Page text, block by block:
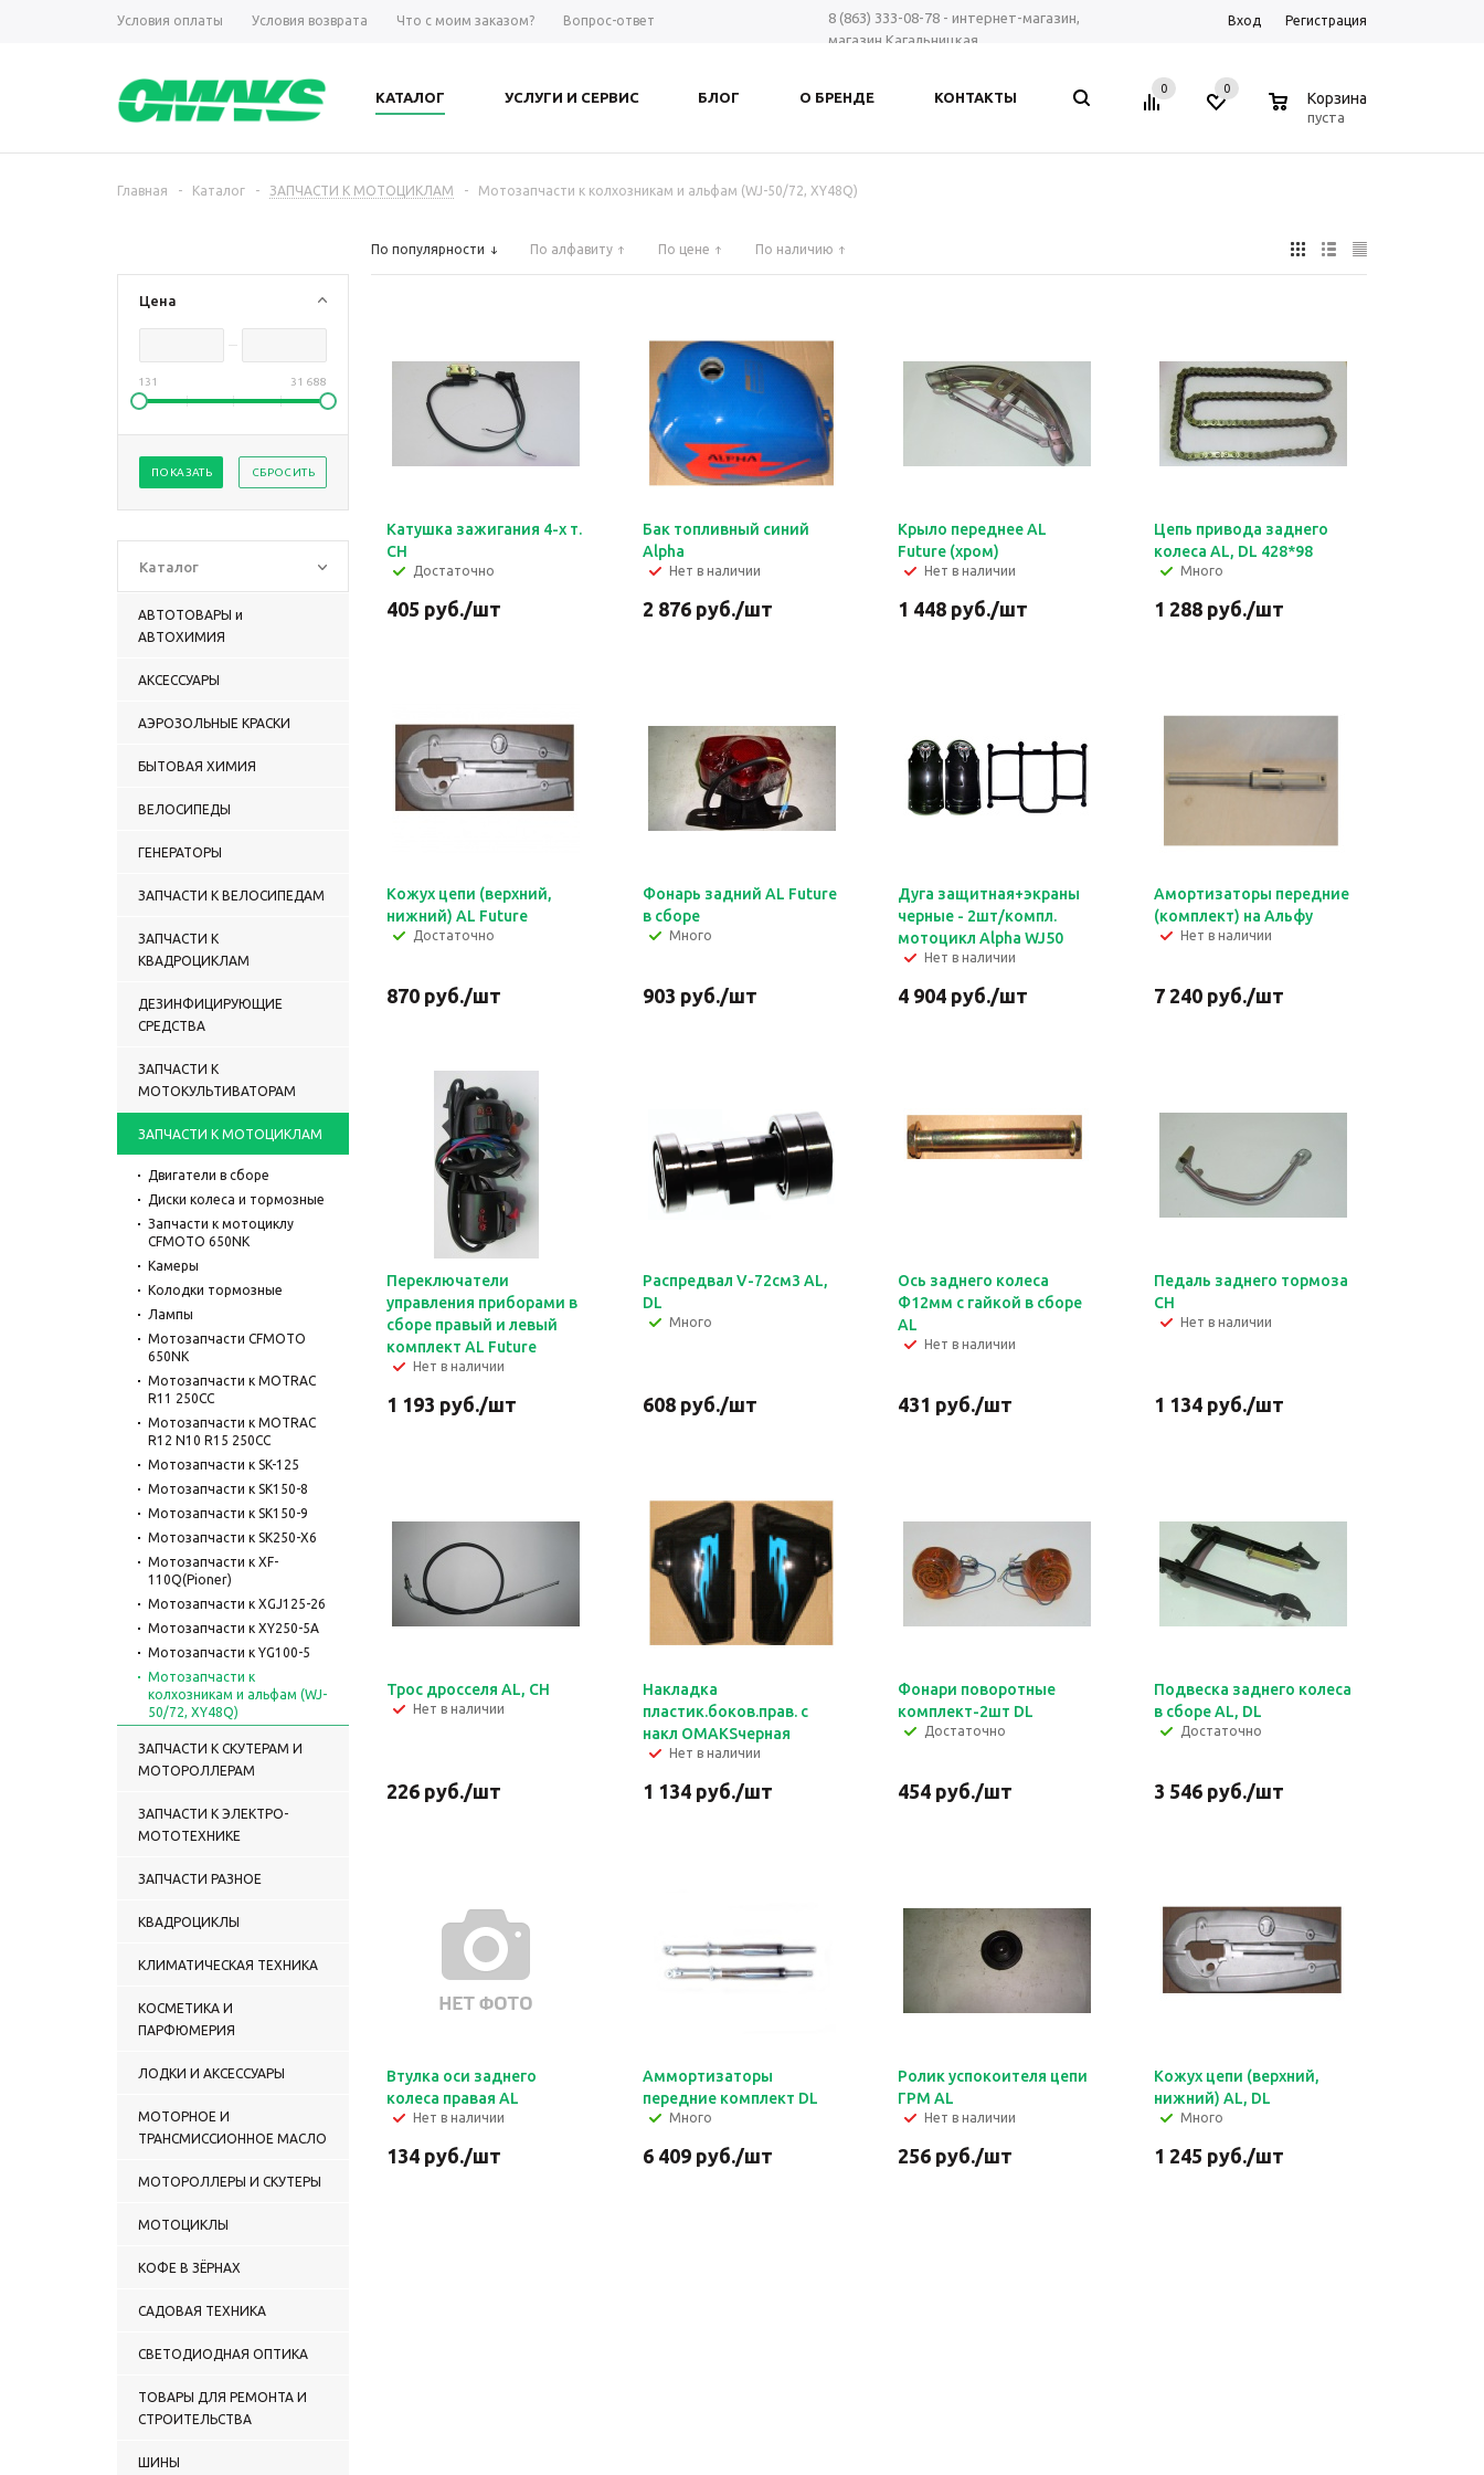
Условия оплаты Условия возврата Что с моим заказом? Вопрос-ответ
8 (863) 333-08-78 - интернет-магазин,
магазин Кагальницкая
+7 961 423-66-00 - MAX, Telegram, WhatsApp
Вход Регистрация
КАТАЛОГ УСЛУГИ И СЕРВИС БЛОГ О БРЕНДЕ КОНТАКТЫ
0 0
Корзина
пуста
Главная - Каталог - ЗАПЧАСТИ К МОТОЦИКЛАМ - Мотозапчасти к колхозникам и альфам (WJ-50/72, XY48Q)
Цена
131 31 688
ПОКАЗАТЬ СБРОСИТЬ
Каталог
АВТОТОВАРЫ и
АВТОХИМИЯ
АКСЕССУАРЫ
АЭРОЗОЛЬНЫЕ КРАСКИ
БЫТОВАЯ ХИМИЯ
ВЕЛОСИПЕДЫ
ГЕНЕРАТОРЫ
ЗАПЧАСТИ К ВЕЛОСИПЕДАМ
ЗАПЧАСТИ К
КВАДРОЦИКЛАМ
ДЕЗИНФИЦИРУЮЩИЕ
СРЕДСТВА
ЗАПЧАСТИ К
МОТОКУЛЬТИВАТОРАМ
ЗАПЧАСТИ К МОТОЦИКЛАМ
Двигатели в сборе
Диски колеса и тормозные
Запчасти к мотоциклу
CFMOTO 650NK
Камеры
Колодки тормозные
Лампы
Мотозапчасти CFMOTO
650NK
Мотозапчасти к MOTRAC
R11 250CC
Мотозапчасти к MOTRAC
R12 N10 R15 250CC
Мотозапчасти к SK-125
Мотозапчасти к SK150-8
Мотозапчасти к SK150-9
Мотозапчасти к SK250-X6
Мотозапчасти к XF-
110Q(Pioner)
Мотозапчасти к XGJ125-26
Мотозапчасти к XY250-5A
Мотозапчасти к YG100-5
Мотозапчасти к
колхозникам и альфам (WJ-
50/72, XY48Q)
кроссоверу XY200GY-6,
XY250GY-6
кроссоверу YD 250 GY
Мотозапчасти к
Мотозапчасти к
SY250ZH-E)
LK50 Q3
Мотозапчасти к чопперу
Некондиция
Свечи зажигания
Фильтры воздушные,
ЗАПЧАСТИ К СКУТЕРАМ И
МОТОРОЛЛЕРАМ
ЗАПЧАСТИ К ЭЛЕКТРО-
МОТОТЕХНИКЕ
ЗАПЧАСТИ РАЗНОЕ
КВАДРОЦИКЛЫ
КЛИМАТИЧЕСКАЯ ТЕХНИКА
КОСМЕТИКА И
ПАРФЮМЕРИЯ
ЛОДКИ И АКСЕССУАРЫ
МОТОРНОЕ И
ТРАНСМИССИОННОЕ МАСЛО
МОТОРОЛЛЕРЫ И СКУТЕРЫ
МОТОЦИКЛЫ
КОФЕ В ЗЁРНАХ
САДОВАЯ ТЕХНИКА
СВЕТОДИОДНАЯ ОПТИКА
ТОВАРЫ ДЛЯ РЕМОНТА И
СТРОИТЕЛЬСТВА
ШИНЫ
По популярности По алфавиту По цене По наличию
Катушка зажигания 4-х т.
СН
Достаточно
405 руб./шт
Бак топливный синий
Alpha
Нет в наличии
2 876руб./шт
Крыло переднее AL
Future (хром)
Нет в наличии
1 448 руб./шт
Цепь привода заднего
колеса AL, DL 428*98
Много
1 288руб./шт
Кожух цепи (верхний,
нижний) AL Future
Достаточно
870 руб./шт
Фонарь задний AL Future
в сборе
Много
903 руб./шт
Дуга защитная+экраны
черные - 2шт/компл.
мотоцикл Alpha WJ50
Нет в наличии
4 904 руб./шт
Амортизаторы передние
(комплект) на Альфу
Нет в наличии
7 240руб./шт
Переключатели
управления приборами в
сборе правый и левый
комплект AL Future
Нет в наличии
1 193 руб./шт
Распредвал V-72см3 AL,
DL
Много
608руб./шт
Ось заднего колеса
Ф12мм с гайкой в сборе
AL
Нет в наличии
431 руб./шт
Педаль заднего тормоза
СН
Нет в наличии
1 134руб./шт
Трос дросселя AL, СН
Нет в наличии
226 руб./шт
Накладка
пластик.боков.прав. с
накл ОMAKSчерная
Нет в наличии
1 134руб./шт
Фонари поворотные
комплект-2шт DL
Достаточно
454 руб./шт
Подвеска заднего колеса
в сборе AL, DL
Достаточно
3 546руб./шт
Втулка оси заднего
колеса правая AL
Нет в наличии
134 руб./шт
Аммортизаторы
передние комплект DL
Много
6 409руб./шт
Ролик успокоителя цепи
ГРМ AL
Нет в наличии
256 руб./шт
Кожух цепи (верхний,
нижний) AL, DL
Много
1 245 руб./шт